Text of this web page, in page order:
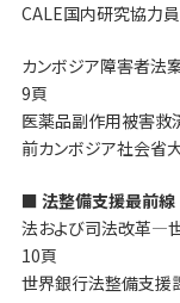
CALE国内研究協
カンボジア障
9頁
医薬品副作用被害救
前カンボジア社会
■ 法整備支援最前線
法および司法改
10頁
世界銀行法整備支